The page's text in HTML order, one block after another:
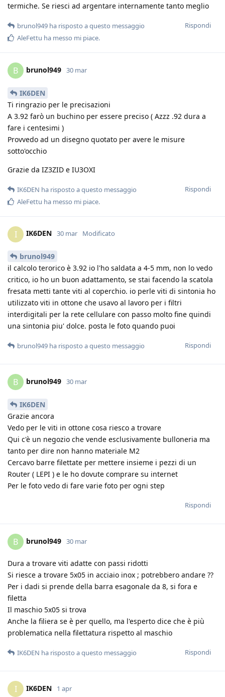
termiche. Se riesci ad argentare internamente tanto meglio
Rispondi
brunol949 ha risposto a questo messaggio
AleFettu ha messo mi piace.
B brunol949 30 mar
IK6DEN
Ti ringrazio per le precisazioni
A 3.92 farò un buchino per essere preciso ( Azzz .92 dura a
fare i centesimi )
Provvedo ad un disegno quotato per avere le misure
sotto'occhio
Grazie da IZ3ZID e IU3OXI
Rispondi
IK6DEN ha risposto a questo messaggio
AleFettu ha messo mi piace.
I IK6DEN 30 mar Modificato
brunol949
il calcolo terorico è 3.92 io l'ho saldata a 4-5 mm, non lo vedo
critico, io ho un buon adattamento, se stai facendo la scatola
fresata metti tante viti al coperchio. io perle viti di sintonia ho
utilizzato viti in ottone che usavo al lavoro per i filtri
interdigitali per la rete cellulare con passo molto fine quindi
una sintonia piu' dolce. posta le foto quando puoi
Rispondi
brunol949 ha risposto a questo messaggio
B brunol949 30 mar
IK6DEN
Grazie ancora
Vedo per le viti in ottone cosa riesco a trovare
Qui c'è un negozio che vende esclusivamente bulloneria ma
tanto per dire non hanno materiale M2
Cercavo barre filettate per mettere insieme i pezzi di un
Router ( LEPI ) e le ho dovute comprare su internet
Per le foto vedo di fare varie foto per ogni step
Rispondi
B brunol949 30 mar
Dura a trovare viti adatte con passi ridotti
Si riesce a trovare 5x05 in acciaio inox ; potrebbero andare ??
Per i dadi si prende della barra esagonale da 8, si fora e
filetta
Il maschio 5x05 si trova
Anche la filiera se è per quello, ma l'esperto dice che è più
problematica nella filettatura rispetto al maschio
Rispondi
IK6DEN ha risposto a questo messaggio
I IK6DEN 1 apr